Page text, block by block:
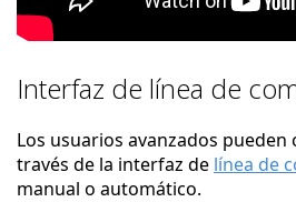
Interfaz de línea de
Los usuarios avanzados pueden
través de la interfaz de línea de
manual o automático.